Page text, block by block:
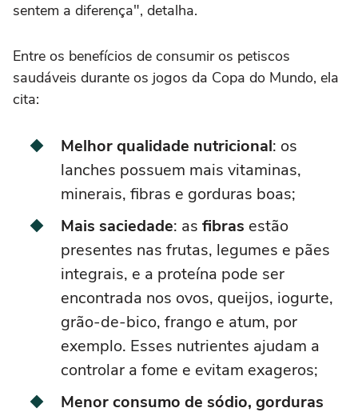
sentem a diferença", detalha.
Entre os benefícios de consumir os petiscos
saudáveis durante os jogos da Copa do Mundo, ela
cita:
Melhor qualidade nutricional: os
lanches possuem mais vitaminas,
minerais, fibras e gorduras boas;
Mais saciedade: as fibras estão
presentes nas frutas, legumes e pães
integrais, e a proteína pode ser
encontrada nos ovos, queijos, iogurte,
grão-de-bico, frango e atum, por
exemplo. Esses nutrientes ajudam a
controlar a fome e evitam exageros;
Menor consumo de sódio, gorduras